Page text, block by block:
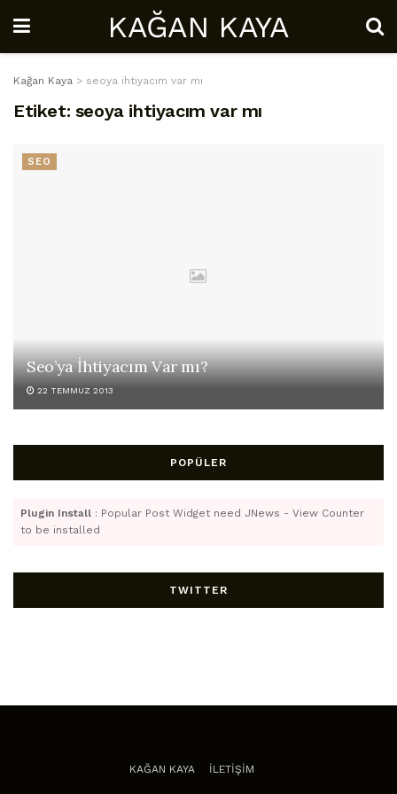
KAĞAN KAYA
Kağan Kaya > seoya ihtiyacım var mı
Etiket: seoya ihtiyacım var mı
SEO
Seo’ya İhtiyacım Var mı?
22 TEMMUZ 2013
POPÜLER
Plugin Install : Popular Post Widget need JNews - View Counter
to be installed
TWITTER
KAĞAN KAYA İLETİŞİM